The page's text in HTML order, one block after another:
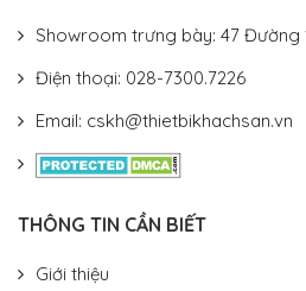
Showroom trưng bày: 47 Đường
Điện thoại: 028-7300.7226
Email: cskh@thietbikhachsan.vn
THÔNG TIN CẦN BIẾT
Giới thiệu